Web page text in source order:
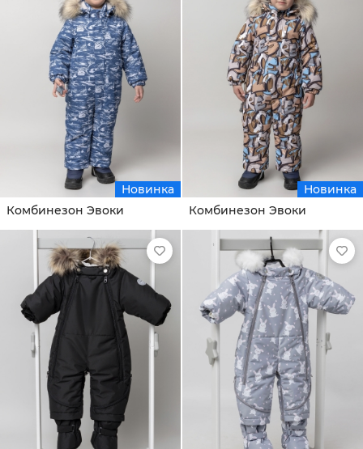
Новинка
Комбинезон Эвоки
Новинка
Комбинезон Эвоки